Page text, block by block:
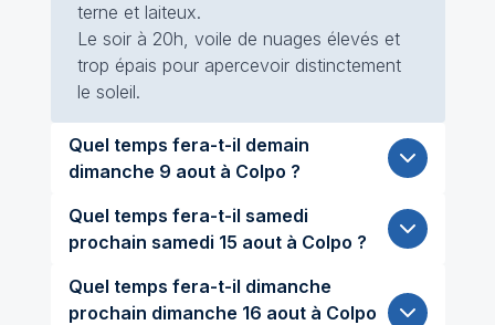
terne et laiteux.
Le soir à 20h, voile de nuages élevés et
trop épais pour apercevoir distinctement
le soleil.
Quel temps fera-t-il demain
dimanche 9 aout à Colpo ?
Quel temps fera-t-il samedi
prochain samedi 15 aout à Colpo ?
Quel temps fera-t-il dimanche
prochain dimanche 16 aout à Colpo